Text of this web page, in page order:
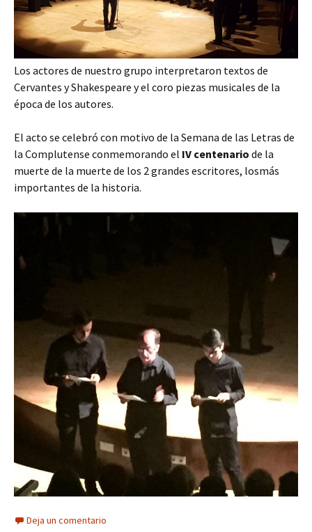
Los actores de nuestro grupo interpretaron textos de
Cervantes y Shakespeare y el coro piezas musicales de la
época de los autores.
El acto se celebró con motivo de la Semana de las Letras de
la Complutense conmemorando el IV centenario de la
muerte de la muerte de los 2 grandes escritores, losmás
importantes de la historia.
Deja un comentario